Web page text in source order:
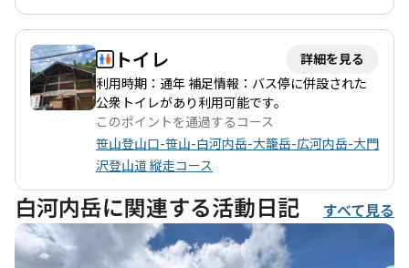
トイレ
詳細を見る
利用時期：通年 補足情報：バス停に併設された
公衆トイレがあり利用可能です。
このポイントを通過するコース
笹山登山口-笹山-白河内岳-大籠岳-広河内岳-大門
沢登山道 縦走コース
白河内岳に関連する活動日記 すべて見る